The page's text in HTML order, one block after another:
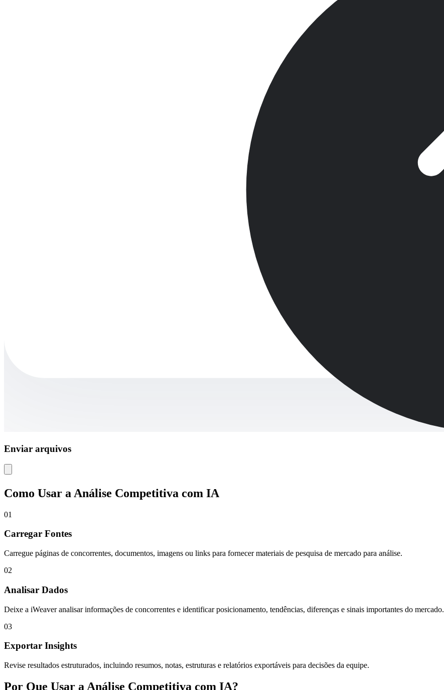
Enviar arquivos
Como Usar a Análise Competitiva com IA
01
Carregar Fontes
Carregue páginas de concorrentes, documentos, imagens ou links para fornecer materiais de pesquisa de mercado para análise.
02
Analisar Dados
Deixe a iWeaver analisar informações de concorrentes e identificar posicionamento, tendências, diferenças e sinais importantes do mercado.
03
Exportar Insights
Revise resultados estruturados, incluindo resumos, notas, estruturas e relatórios exportáveis para decisões da equipe.
Por Que Usar a Análise Competitiva com IA?